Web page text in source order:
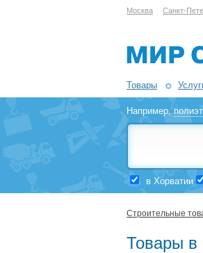
Москва Санкт-
Товары
Например,
в Хорватии
Строительные
Товары в